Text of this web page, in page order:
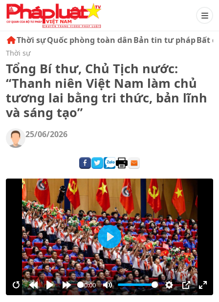
Thời sựQuốc phòng toàn dânBản tin tư phápBất
Thời sự
Tổng Bí thư, Chủ Tịch nước:
“Thanh niên Việt Nam làm chủ
tương lai bằng tri thức, bản lĩnh
và sáng tạo”
25/06/2026
RestartRewind
PlayForward
00:00
Mute Settings
PIP
Play